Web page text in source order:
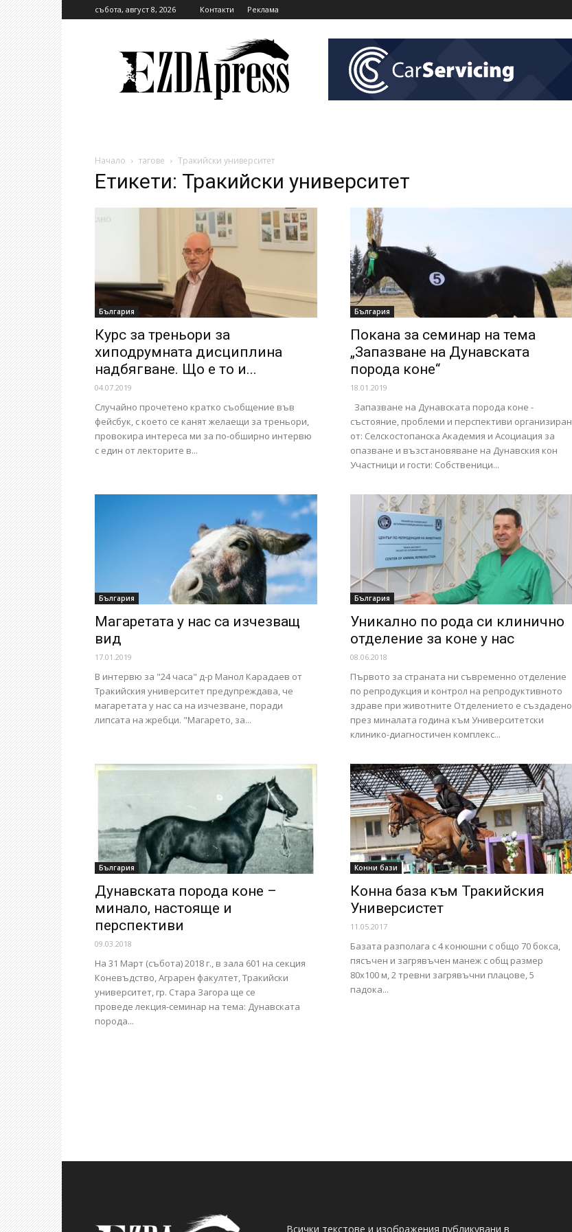
събота, август 8, 2026 Контакти Реклама
Начало тагове Тракийски университет
Етикети: Тракийски университет
България
Курс за треньори за
хиподрумната дисциплина
надбягване. Що е то и...
04.07.2019
Случайно прочетено кратко съобщение във
фейсбук, с което се канят желаещи за треньори,
провокира интереса ми за по-обширно интервю
с един от лекторите в...
България
Покана за семинар на тема
„Запазване на Дунавската
порода коне“
18.01.2019
Запазване на Дунавската порода коне -
състояние, проблеми и перспективи организиран
от: Селскостопанска Академия и Асоциация за
опазване и възстановяване на Дунавския кон
Участници и гости: Собственици...
България
Магаретата у нас са изчезващ
вид
17.01.2019
В интервю за "24 часа" д-р Манол Карадаев от
Тракийския университет предупреждава, че
магаретата у нас са на изчезване, поради
липсата на жребци. "Магарето, за...
България
Уникално по рода си клинично
отделение за коне у нас
08.06.2018
Първото за страната ни съвременно отделение
по репродукция и контрол на репродуктивното
здраве при животните Отделението е създадено
през миналата година към Университетски
клинико-диагностичен комплекс...
България
Дунавската порода коне –
минало, настояще и
перспективи
09.03.2018
На 31 Март (събота) 2018 г., в зала 601 на секция
Коневъдство, Аграрен факултет, Тракийски
университет, гр. Стара Загора ще се
проведе лекция-семинар на тема: Дунавската
порода...
Конни бази
Конна база към Тракийския
Универсистет
11.05.2017
Базата разполага с 4 конюшни с общо 70 бокса,
пясъчен и загрявъчен манеж с общ размер
80х100 м, 2 тревни загрявъчни плацове, 5
падока...
Всички текстове и изображения публикувани в